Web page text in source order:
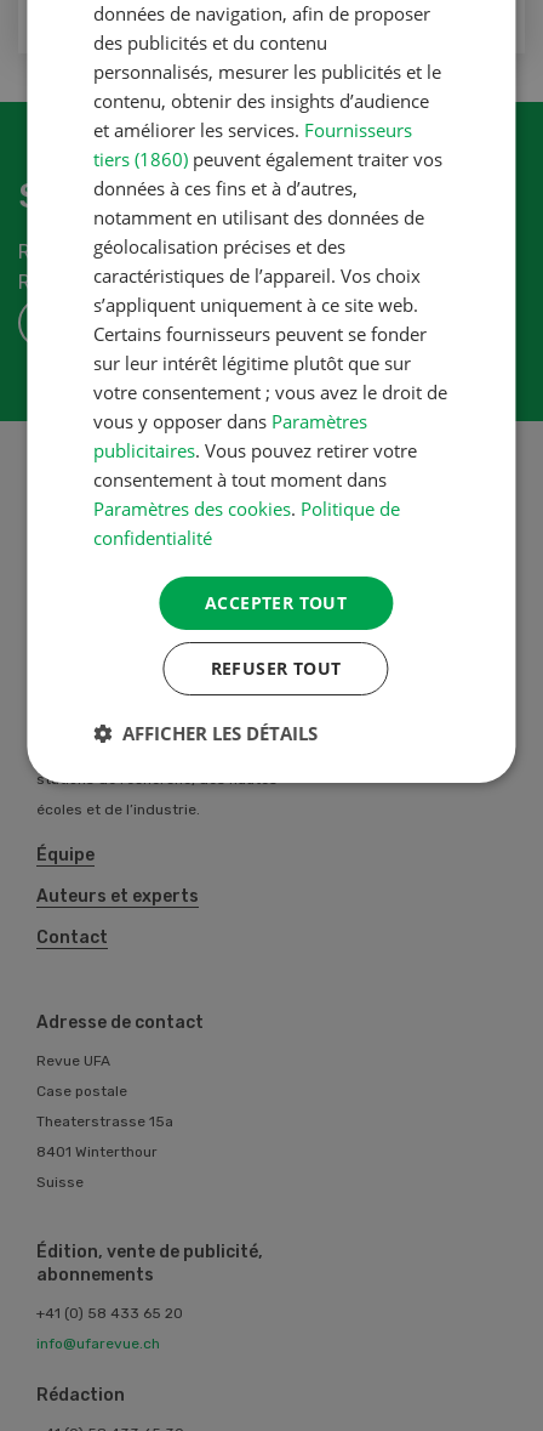
S'abonner à la newletter
Recevez les dernières nouvelles du monde de la
Revue-UFA.
S'ABONNER
A propos de nous
solutions professionnelles
individuelles à toutes les
agricultrices et agriculteurs de
Suisse. Notre équipe entretien des
stations de recherche, des hautes
écoles et de l’industrie.
Équipe
Auteurs et experts
Contact
Adresse de contact
Revue UFA
Case postale
Theaterstrasse 15a
8401 Winterthour
Suisse
Édition, vente de publicité,
abonnements
+41 (0) 58 433 65 20
info@ufarevue.ch
Rédaction
données de navigation, afin de proposer
des publicités et du contenu
personnalisés, mesurer les publicités et le
contenu, obtenir des insights d’audience
et améliorer les services. Fournisseurs
tiers (1860) peuvent également traiter vos
données à ces fins et à d’autres,
notamment en utilisant des données de
géolocalisation précises et des
caractéristiques de l’appareil. Vos choix
s’appliquent uniquement à ce site web.
Certains fournisseurs peuvent se fonder
sur leur intérêt légitime plutôt que sur
votre consentement ; vous avez le droit de
vous y opposer dans Paramètres
publicitaires. Vous pouvez retirer votre
consentement à tout moment dans
Paramètres des cookies. Politique de
confidentialité
ACCEPTER TOUT
REFUSER TOUT
AFFICHER LES DÉTAILS